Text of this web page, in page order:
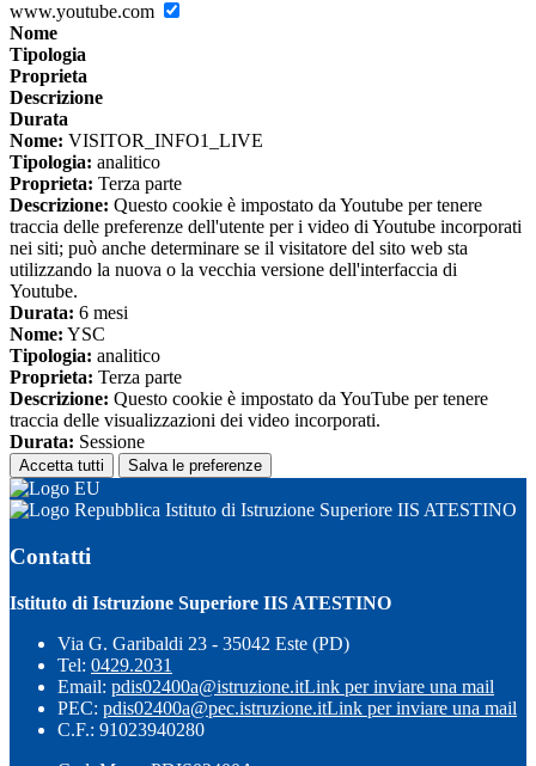
www.youtube.com
Nome
Tipologia
Proprieta
Descrizione
Durata
Nome: VISITOR_INFO1_LIVE
Tipologia: analitico
Proprieta: Terza parte
Descrizione: Questo cookie è impostato da Youtube per tenere
traccia delle preferenze dell'utente per i video di Youtube incorporati
nei siti; può anche determinare se il visitatore del sito web sta
utilizzando la nuova o la vecchia versione dell'interfaccia di
Youtube.
Durata: 6 mesi
Nome: YSC
Tipologia: analitico
Proprieta: Terza parte
Descrizione: Questo cookie è impostato da YouTube per tenere
traccia delle visualizzazioni dei video incorporati.
Durata: Sessione
Accetta tutti Salva le preferenze
Istituto di Istruzione Superiore IIS ATESTINO
Contatti
Istituto di Istruzione Superiore IIS ATESTINO
Via G. Garibaldi 23 - 35042 Este (PD)
Tel: 0429.2031
Email: pdis02400a@istruzione.itLink per inviare una mail
PEC: pdis02400a@pec.istruzione.itLink per inviare una mail
C.F.: 91023940280